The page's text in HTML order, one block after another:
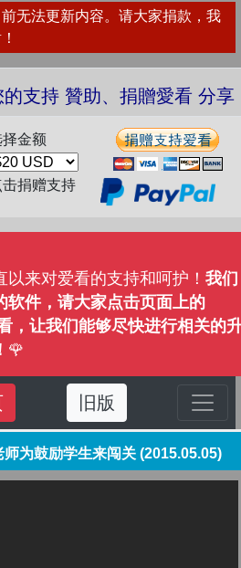
无法更新内容。请大家捐款，我
贈愛看 分享、傳播愛看 ❤️
择金额
击捐赠支持
以来对爱看的支持和呵护！ 我们
软件，请大家点击页面上的
，让我们能够尽快进行相关的
🌹
旧版
师为鼓励学生来闯关 (2015.05.05)